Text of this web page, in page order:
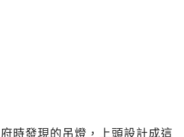
時發現的吊燈，上頭設計成這